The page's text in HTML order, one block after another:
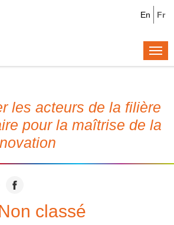
Fr
En
les acteurs de la filière
pour la maîtrise de la
classé